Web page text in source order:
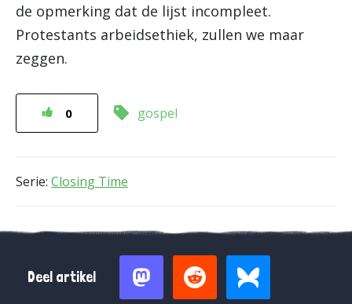
de opmerking dat de lijst incompleet.
Protestants arbeidsethiek, zullen we maar
zeggen.
0 gospel
Serie: Closing Time
Deel artikel